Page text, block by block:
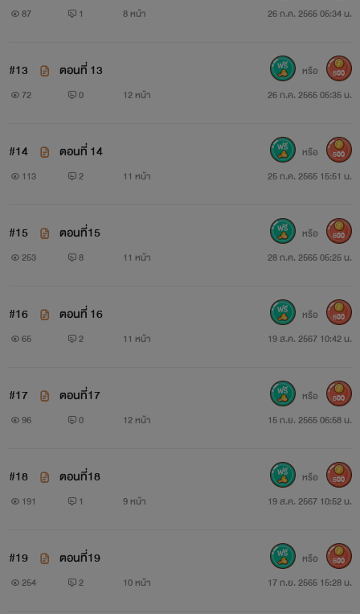
87 1 8 หน้า 26 ก.ค. 2565 05:34 น.
#13 ตอนที่ 13
72 0 12 หน้า 26 ก.ค. 2565 05:35 น.
หรือ 500
#14 ตอนที่ 14
113 2 11 หน้า 25 ก.ค. 2565 15:51 น.
หรือ 500
#15 ตอนที่15
253 8 11 หน้า 28 ก.ค. 2565 05:25 น.
หรือ 500
#16 ตอนที่ 16
65 2 11 หน้า 19 ส.ค. 2567 10:42 น.
หรือ 500
#17 ตอนที่17
96 0 12 หน้า 15 ก.ย. 2565 06:58 น.
หรือ 500
#18 ตอนที่18
191 1 9 หน้า 19 ส.ค. 2567 10:52 น.
หรือ 500
#19 ตอนที่19
254 2 10 หน้า 17 ก.ย. 2565 15:28 น.
หรือ 500